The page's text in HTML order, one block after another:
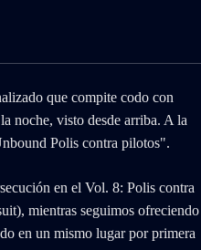
en el Vol. 8: Polis contra
mientras seguimos ofreciendo
en un mismo lugar por primera